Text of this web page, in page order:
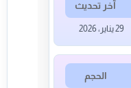
آخر تحديث
29 يناير، 2026
الحجم